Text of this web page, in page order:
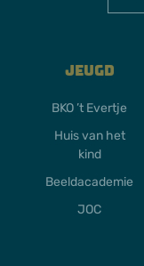
Jeugd
BKO ’t Evertje
Huis van het
kind
Beeldacademie
JOC